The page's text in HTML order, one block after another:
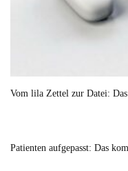
Vom lila Zettel zur Datei:
Patienten aufgepasst: Das